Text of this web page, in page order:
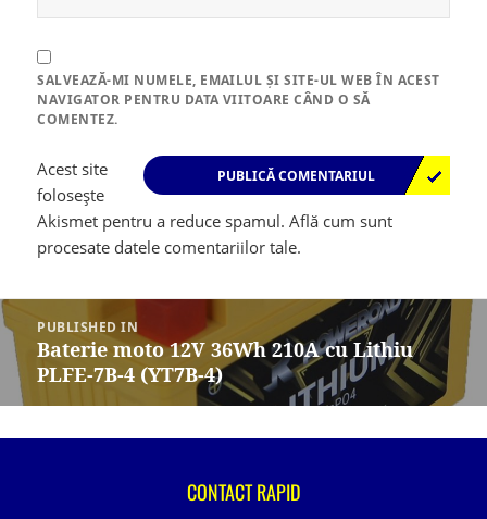
SALVEAZĂ-MI NUMELE, EMAILUL ȘI SITE-UL WEB ÎN ACEST
NAVIGATOR PENTRU DATA VIITOARE CÂND O SĂ
COMENTEZ.
Acest site
folosește
Akismet pentru a reduce spamul.Află cum sunt
procesate datele comentariilor tale.
Navigare
în
articole
PUBLISHED IN
Baterie moto 12V 36Wh 210A cu Lithiu
PLFE-7B-4 (YT7B-4)
CONTACT RAPID